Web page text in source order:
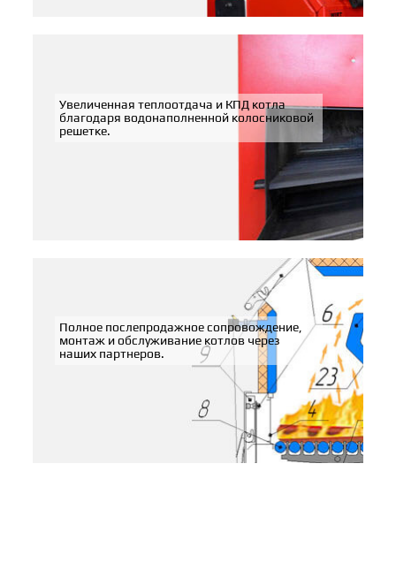
Увеличенная теплоотдача и КПД котла
благодаря водонаполненной колосниковой
решетке.
Полное послепродажное сопровождение,
монтаж и обслуживание котлов через
наших партнеров.